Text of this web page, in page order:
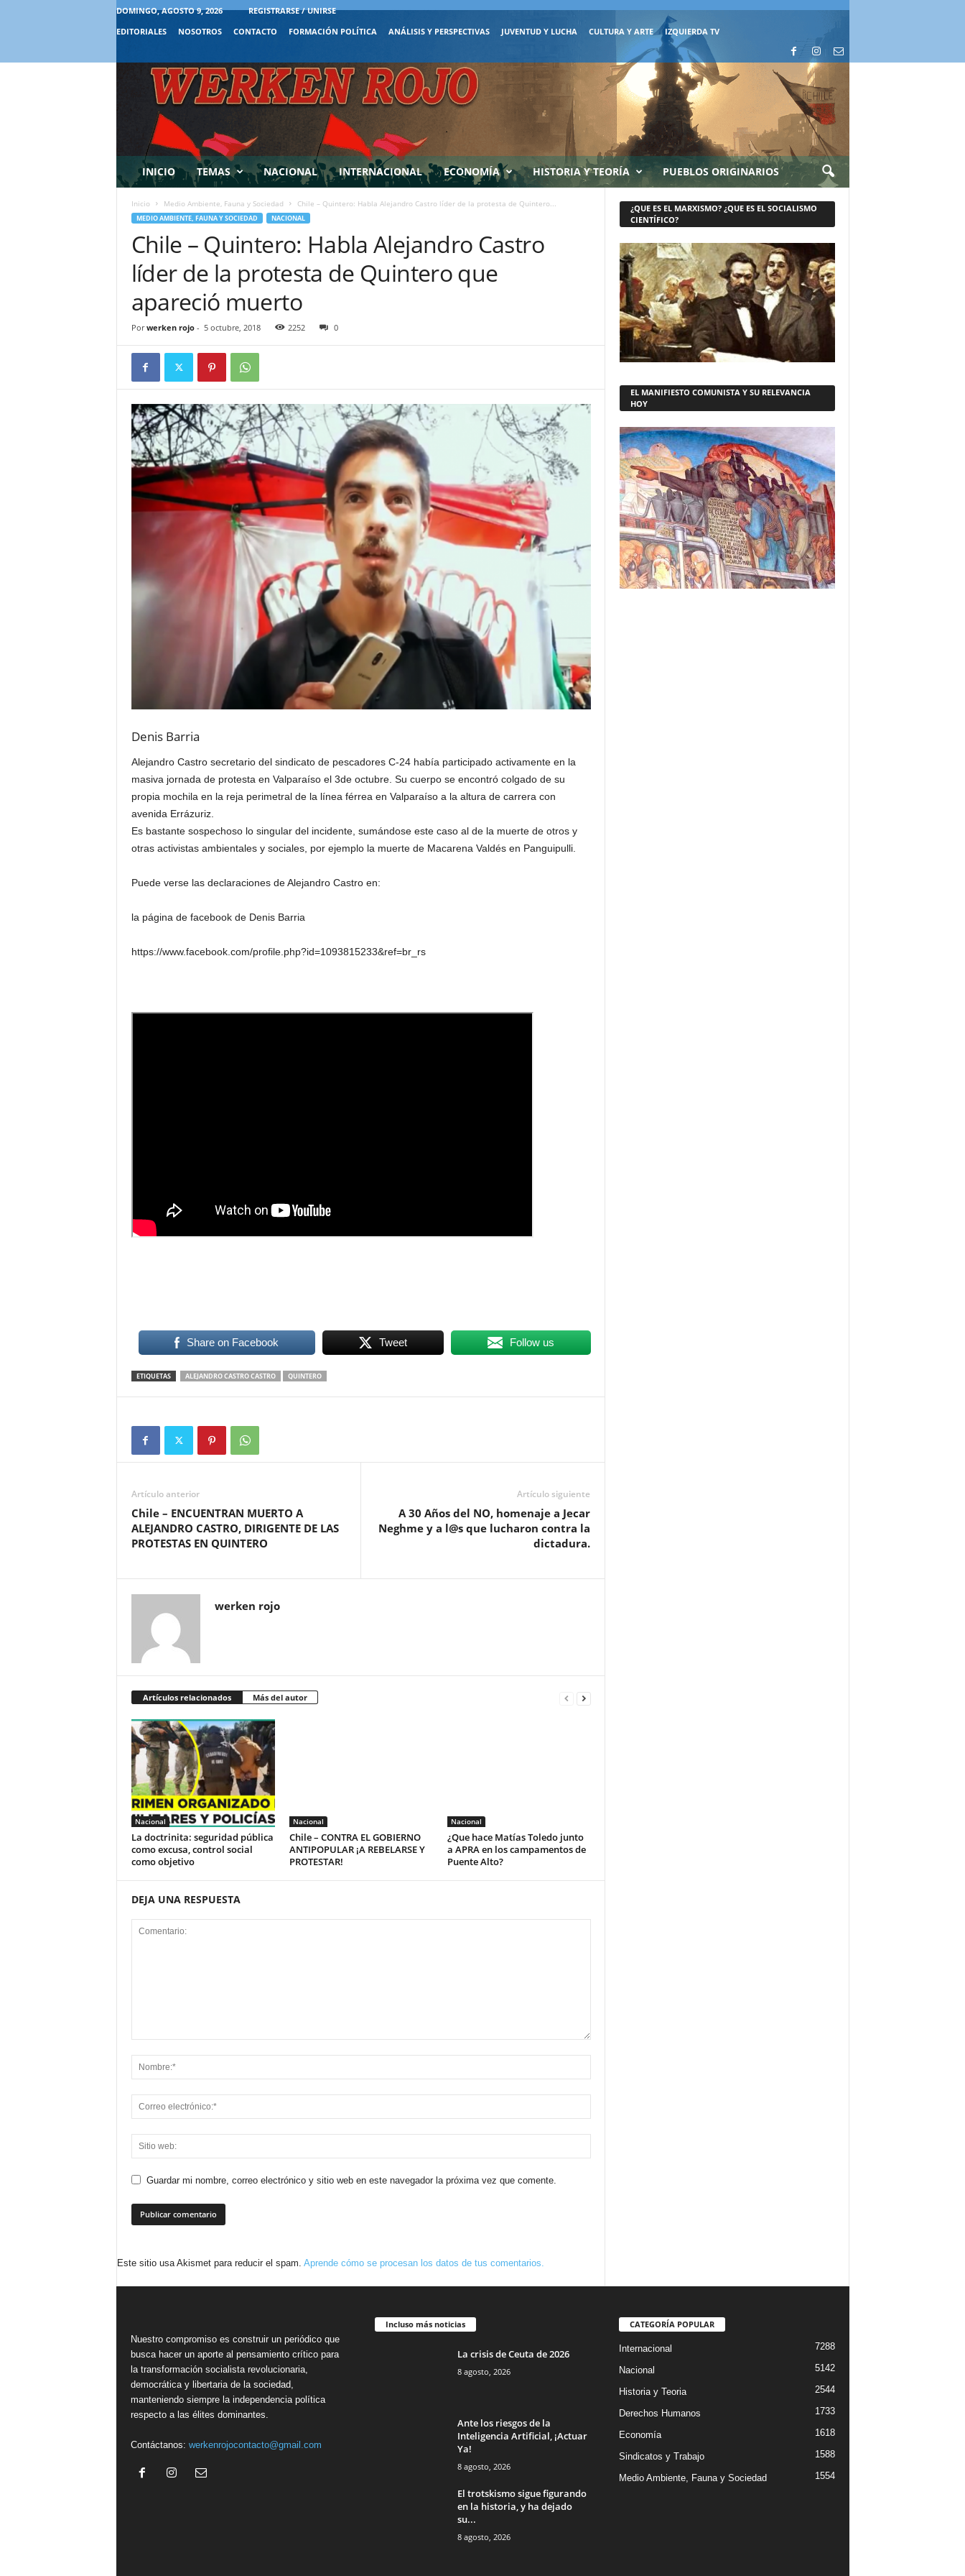
DOMINGO, AGOSTO 9, 2026
REGISTRARSE / UNIRSE
EDITORIALES
NOSOTROS CONTACTO FORMACIÓN POLÍTICA ANÁLISIS Y PERSPECTIVAS JUVENTUD Y LUCHA CULTURA Y ARTE IZQUIERDA TV
INICIO TEMAS NACIONAL INTERNACIONAL ECONOMÍA HISTORIA Y TEORÍA PUEBLOS ORIGINARIOS
Inicio Medio Ambiente, Fauna y Sociedad Chile – Quintero: Habla Alejandro Castro líder de la protesta de Quintero...
MEDIO AMBIENTE, FAUNA Y SOCIEDAD NACIONAL
Chile – Quintero: Habla Alejandro Castro
líder de la protesta de Quintero que
apareció muerto
Por werken rojo- 5 octubre, 2018 2252 0
Denis Barria
Alejandro Castro secretario del sindicato de pescadores C-24 había participado activamente en la
masiva jornada de protesta en Valparaíso el 3de octubre. Su cuerpo se encontró colgado de su
propia mochila en la reja perimetral de la línea férrea en Valparaíso a la altura de carrera con
avenida Errázuriz.
Es bastante sospechoso lo singular del incidente, sumándose este caso al de la muerte de otros y
otras activistas ambientales y sociales, por ejemplo la muerte de Macarena Valdés en Panguipulli.
Puede verse las declaraciones de Alejandro Castro en:
la página de facebook de Denis Barria
https://www.facebook.com/profile.php?id=1093815233&ref=br_rs
Share on Facebook Tweet Follow us
ETIQUETAS ALEJANDRO CASTRO CASTRO QUINTERO
Artículo anterior
Chile – ENCUENTRAN MUERTO A
ALEJANDRO CASTRO, DIRIGENTE DE LAS
PROTESTAS EN QUINTERO
Artículo siguiente
A 30 Años del NO, homenaje a Jecar
Neghme y a l@s que lucharon contra la
dictadura.
werken rojo
Artículos relacionados Más del autor
Nacional
La doctrinita: seguridad pública
como excusa, control social
como objetivo
Nacional
Chile – CONTRA EL GOBIERNO
ANTIPOPULAR ¡A REBELARSE Y
PROTESTAR!
Nacional
¿Que hace Matías Toledo junto
a APRA en los campamentos de
Puente Alto?
DEJA UNA RESPUESTA
Guardar mi nombre, correo electrónico y sitio web en este navegador la próxima vez que comente.
Este sitio usa Akismet para reducir el spam. Aprende cómo se procesan los datos de tus comentarios.
¿QUE ES EL MARXISMO? ¿QUE ES EL SOCIALISMO
CIENTÍFICO?
EL MANIFIESTO COMUNISTA Y SU RELEVANCIA
HOY
Nuestro compromiso es construir un periódico que
busca hacer un aporte al pensamiento crítico para
la transformación socialista revolucionaria,
democrática y libertaria de la sociedad,
manteniendo siempre la independencia política
respecto a las élites dominantes.
Contáctanos: werkenrojocontacto@gmail.com
Incluso más noticias
La crisis de Ceuta de 2026
8 agosto, 2026
Ante los riesgos de la
Inteligencia Artificial, ¡Actuar
Ya!
8 agosto, 2026
El trotskismo sigue figurando
en la historia, y ha dejado
su...
8 agosto, 2026
CATEGORÍA POPULAR
Internacional 7288
Nacional 5142
Historia y Teoria 2544
Derechos Humanos 1733
Economía 1618
Sindicatos y Trabajo 1588
Medio Ambiente, Fauna y Sociedad 1554